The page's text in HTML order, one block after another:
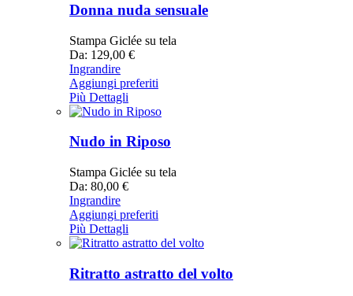
Donna nuda sensuale
Stampa Giclée su tela
Da: 129,00 €
Ingrandire
Aggiungi preferiti
Più Dettagli
Nudo in Riposo
Stampa Giclée su tela
Da: 80,00 €
Ingrandire
Aggiungi preferiti
Più Dettagli
Ritratto astratto del volto